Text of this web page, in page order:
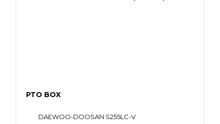
PTO BOX
DAEWOO-DOOSAN S255LC-V